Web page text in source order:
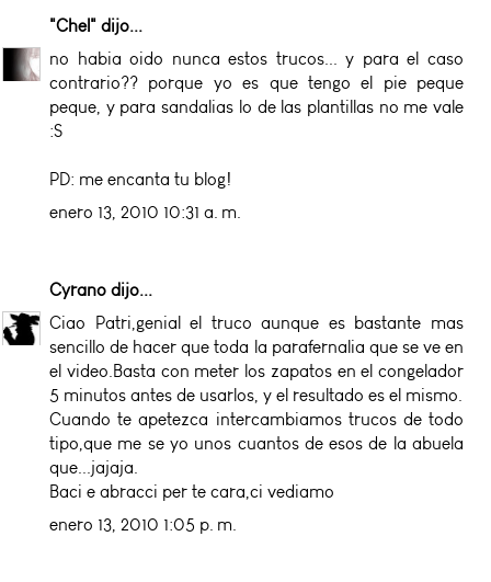
"Chel" dijo...
no habia oido nunca estos trucos... y para el caso
contrario?? porque yo es que tengo el pie peque
peque, y para sandalias lo de las plantillas no me vale
:S
PD: me encanta tu blog!
enero 13, 2010 10:31 a. m.
Cyrano dijo...
Ciao Patri,genial el truco aunque es bastante mas
sencillo de hacer que toda la parafernalia que se ve en
el video.Basta con meter los zapatos en el congelador
5 minutos antes de usarlos, y el resultado es el mismo.
Cuando te apetezca intercambiamos trucos de todo
tipo,que me se yo unos cuantos de esos de la abuela
que...jajaja.
Baci e abracci per te cara,ci vediamo
enero 13, 2010 1:05 p. m.